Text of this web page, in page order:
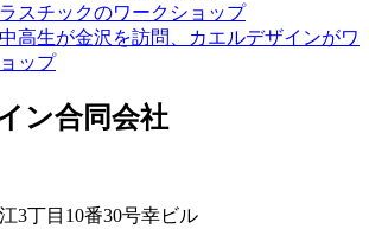
スチックのワークショップ
高生が金沢を訪問、カエルデザインがワ
ップ
ン合同会社
3丁目10番30号幸ビル